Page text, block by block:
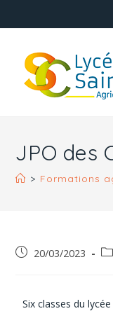
JPO des
> Formations
20/03/2023
Six classes du